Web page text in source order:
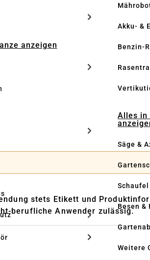
anzeigen
Akku- &
Benzin-
Alles in
Säge &
Schaufel
Besen &
Weitere
stets Etikett und
berufliche Anwender zulässig.